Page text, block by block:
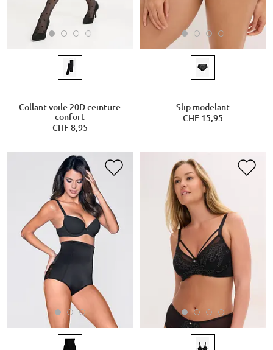
Collant voile 20D ceinture
confort
CHF 8,95
Slip modelant
CHF 15,95